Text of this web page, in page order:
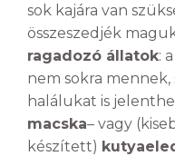
sok kajára van
összeszedjék
ragadozó állatok:
nem sokra mennek,
halálukat is
macska– vagy
készített)